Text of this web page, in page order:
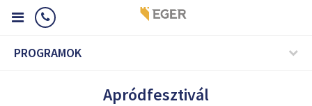
PROGRAMOK
Apródfesztivál